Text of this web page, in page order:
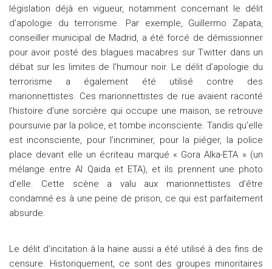
législation déjà en vigueur, notamment concernant le délit
d’apologie du terrorisme. Par exemple, Guillermo Zapata,
conseiller municipal de Madrid, a été forcé de démissionner
pour avoir posté des blagues macabres sur Twitter dans un
débat sur les limites de l’humour noir. Le délit d’apologie du
terrorisme a également été utilisé contre des
marionnettistes. Ces marionnettistes de rue avaient raconté
l’histoire d’une sorcière qui occupe une maison, se retrouve
poursuivie par la police, et tombe inconsciente. Tandis qu’elle
est inconsciente, pour l’incriminer, pour la piéger, la police
place devant elle un écriteau marqué « Gora Alka-ETA » (un
mélange entre Al Qaida et ETA), et ils prennent une photo
d’elle. Cette scène a valu aux marionnettistes d’être
condamné·es à une peine de prison, ce qui est parfaitement
absurde.
Le délit d’incitation à la haine aussi a été utilisé à des fins de
censure. Historiquement, ce sont des groupes minoritaires